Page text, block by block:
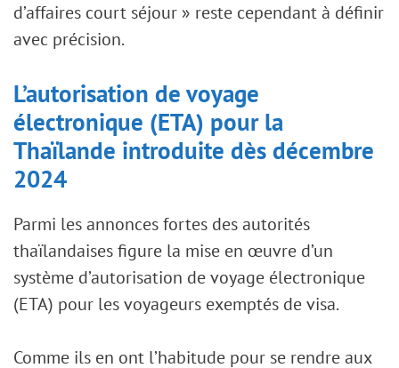
d’affaires court séjour » reste cependant à définir
avec précision.
L’autorisation de voyage
électronique (ETA) pour la
Thaïlande introduite dès décembre
2024
Parmi les annonces fortes des autorités
thaïlandaises figure la mise en œuvre d’un
système d’autorisation de voyage électronique
(ETA) pour les voyageurs exemptés de visa.
Comme ils en ont l’habitude pour se rendre aux